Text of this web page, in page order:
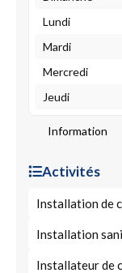
Lundi
Mardi
Mercredi
Jeudi
Information
Activités
Installation de
Installation
Installateur de